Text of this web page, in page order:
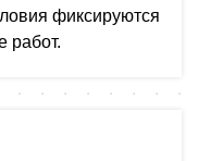
фиксируются
работ.